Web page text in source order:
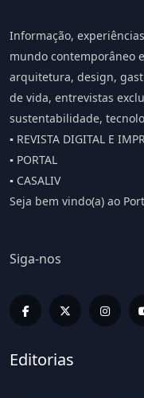
Informação,
mundo contemporâneo
arquitetura, design,
de vida, entrevistas
sustentabilidade,
▪️ REVISTA DIGITAL E
▪️ PORTAL
▪️ CASALIV
Seja bem vindo(a) ao
Siga-nos
Editorias